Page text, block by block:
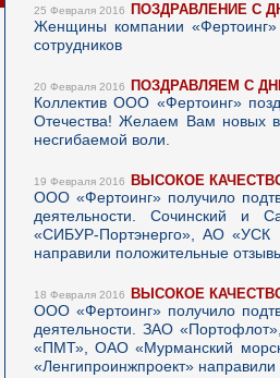
25 Февраля 2016 ПОЗДРАВЛЕНИЕ С
Женщины компании «Фертоинг»
сотрудников
20 Февраля 2016 ПОЗДРАВЛЯЕМ С
Коллектив ООО «Фертоинг»
Отечества! Желаем Вам новых
несгибаемой воли.
19 Февраля 2016 ВЫСОКОЕ
ООО «Фертоинг» получило
деятельности. Сочинский
«СИБУР-Портэнерго», АО
направили положительные
18 Февраля 2016 ВЫСОКОЕ
ООО «Фертоинг» получило
деятельности. ЗАО
«ПМТ», ОАО «Мурманский
«Ленгипроинжпроект»